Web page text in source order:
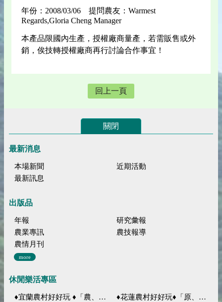
年份：2008/03/06 提問農友：Warmest
Regards,Gloria Cheng Manager
本產品限國內生產，授權廠商量產，若需販售或外
銷，俟技轉授權廠商再行討論合作事宜！
回上一頁
關閉
最新消息
本場新聞
近期活動
最新訊息
出版品
年報
研究彙報
農業專訊
農技報導
農情月刊
more
休閒樂活專區
♦宜蘭農村好好玩 ♦「農、藝、山、水」四條遊程推薦 ♦花蓮農村好好玩♦「原、生、慢、活」四條遊程推薦